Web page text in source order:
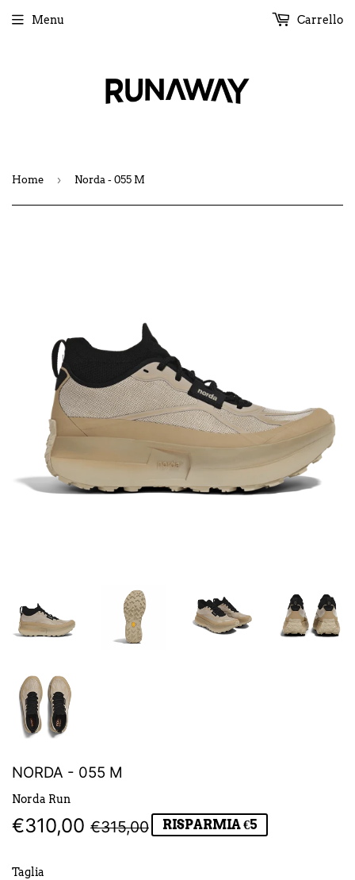
Menu Carrello
Home › Norda - 055 M
NORDA - 055 M
Norda Run
€310,00 €315,00
PREZZO
€315,00
PREZZO
€310,00
RISPARMIA €5
Taglia